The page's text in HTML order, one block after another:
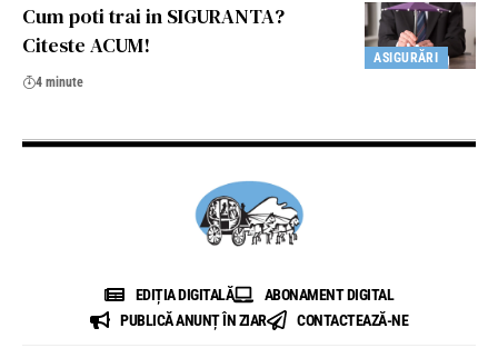
ASIGURĂRI
Cum poti trai in SIGURANTA?
Citeste ACUM!
4 minute
EDIȚIA DIGITALĂ
ABONAMENT DIGITAL
PUBLICĂ ANUNȚ ÎN ZIAR
CONTACTEAZĂ-NE